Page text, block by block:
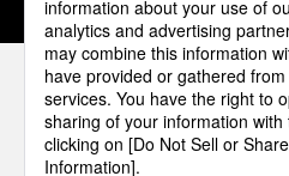
パナソニックの電気設